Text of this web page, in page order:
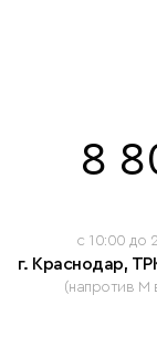
8
c 10:00 до
г. Краснодар,
(напротив М